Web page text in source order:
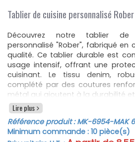
Tablier de cuisine personnalisé
Découvrez notre tablier de
personnalisé "Rober", fabriqué
qualité. Ce tablier durable est
usage intensif, offrant une
cuisinant. Le tissu denim,
complété par des coutures
métal qui ajoutent à la durabilité
Ce tablier de cuisine
genou et équipé d’une sangle
bouton, permettant un
toute taille. Les liens de taille
Lire plus
Référence produit :MK-6954-MAK
Minimum commande : 10 pièce(s)